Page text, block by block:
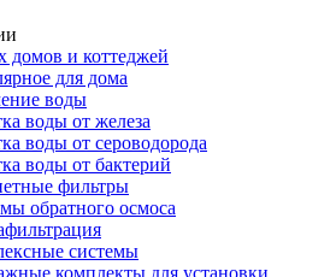
домов и коттеджей
для дома
воды
воды от железа
воды от сероводорода
воды от бактерий
фильтры
обратного осмоса
системы
комплекты для установки